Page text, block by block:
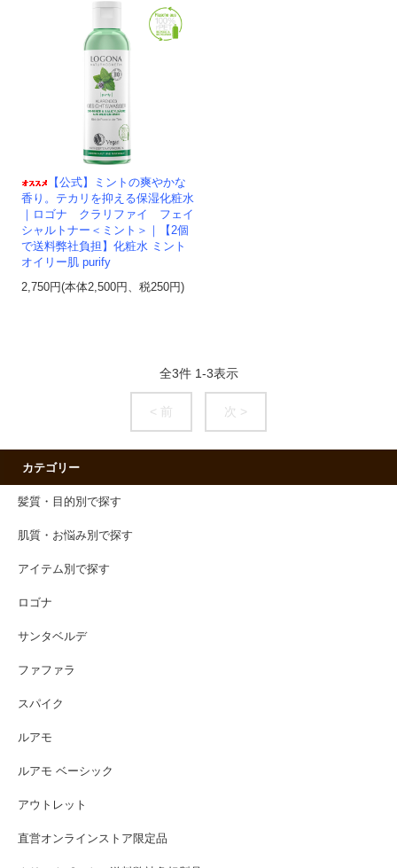
【公式】ミントの爽やかな
香り。テカリを抑える保湿化粧水
｜ロゴナ クラリファイ フェイ
シャルトナー＜ミント＞｜【2個
で送料弊社負担】化粧水 ミント
オイリー肌 purify
2,750円(本体2,500円、税250円)
全3件 1-3表示
< 前 次 >
カテゴリー
髪質・目的別で探す
肌質・お悩み別で探す
アイテム別で探す
ロゴナ
サンタベルデ
ファファラ
スパイク
ルアモ
ルアモ ベーシック
アウトレット
直営オンラインストア限定品